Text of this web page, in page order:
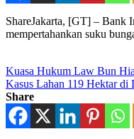
ShareJakarta, [GT] – Bank
mempertahankan suku
Kuasa Hukum Law Bun
Kasus Lahan 119 Hektar di
Share